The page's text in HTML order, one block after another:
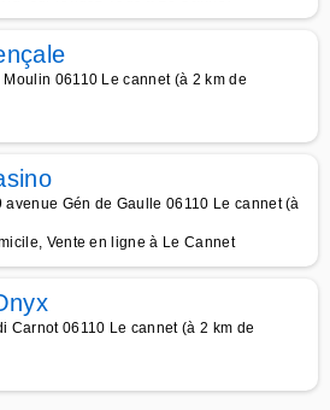
06110 Le cannet (à 2 km de
Gén de Gaulle 06110 Le cannet (à
Vente en ligne à Le Cannet
Carnot 06110 Le cannet (à 2 km de